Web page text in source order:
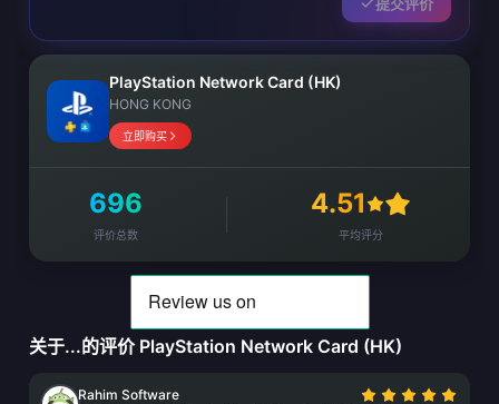
PlayStation Network Card (HK)
HONG KONG
立即购买
696
评价总数
4.51
平均评分
关于...的评价 PlayStation Network Card (HK)
Rahim Software